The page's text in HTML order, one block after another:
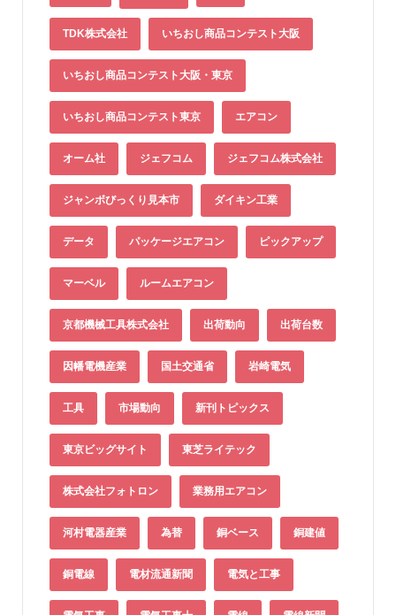
TDK株式会社 いちおし商品コンテスト大阪
いちおし商品コンテスト大阪・東京
いちおし商品コンテスト東京 エアコン
オーム社 ジェフコム ジェフコム株式会社
ジャンボびっくり見本市 ダイキン工業
データ パッケージエアコン ピックアップ
マーベル ルームエアコン
京都機械工具株式会社 出荷動向 出荷台数
因幡電機産業 国土交通省 岩崎電気
工具 市場動向 新刊トピックス
東京ビッグサイト 東芝ライテック
株式会社フォトロン 業務用エアコン
河村電器産業 為替 銅ベース 銅建値
銅電線 電材流通新聞 電気と工事